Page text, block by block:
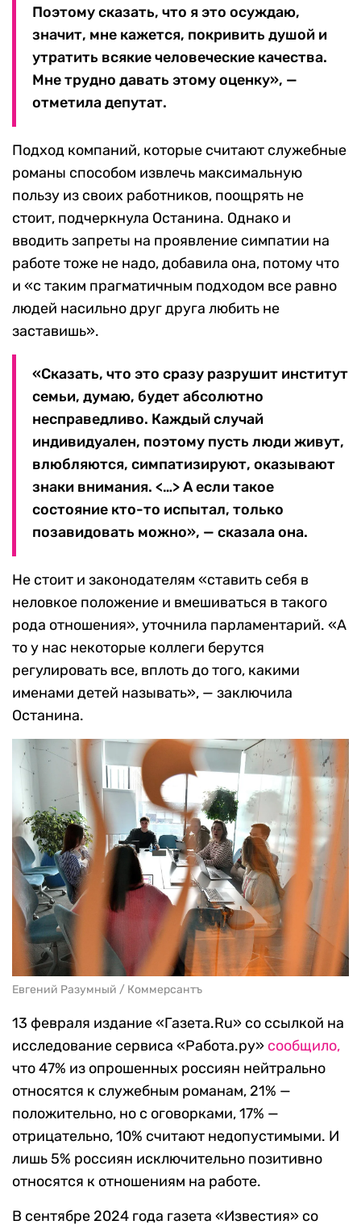
Поэтому сказать, что я это осуждаю,
значит, мне кажется, покривить душой и
утратить всякие человеческие качества.
Мне трудно давать этому оценку», —
отметила депутат.
Подход компаний, которые считают служебные
романы способом извлечь максимальную
пользу из своих работников, поощрять не
стоит, подчеркнула Останина. Однако и
вводить запреты на проявление симпатии на
работе тоже не надо, добавила она, потому что
и «с таким прагматичным подходом все равно
людей насильно друг друга любить не
заставишь».
«Сказать, что это сразу разрушит институт
семьи, думаю, будет абсолютно
несправедливо. Каждый случай
индивидуален, поэтому пусть люди живут,
влюбляются, симпатизируют, оказывают
знаки внимания. <…> А если такое
состояние кто-то испытал, только
позавидовать можно», — сказала она.
Не стоит и законодателям «ставить себя в
неловкое положение и вмешиваться в такого
рода отношения», уточнила парламентарий. «А
то у нас некоторые коллеги берутся
регулировать все, вплоть до того, какими
именами детей называть», — заключила
Останина.
Евгений Разумный / Коммерсантъ
13 февраля издание «Газета.Ru» со ссылкой на
исследование сервиса «Работа.ру» сообщило,
что 47% из опрошенных россиян нейтрально
относятся к служебным романам, 21% —
положительно, но с оговорками, 17% —
отрицательно, 10% считают недопустимыми. И
лишь 5% россиян исключительно позитивно
относятся к отношениям на работе.
В сентябре 2024 года газета «Известия» со